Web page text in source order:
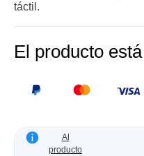
táctil.
El producto
Al
producto